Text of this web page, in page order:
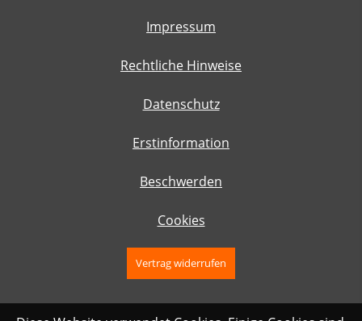
Impressum
Rechtliche Hinweise
Datenschutz
Erstinformation
Beschwerden
Cookies
Vertrag widerrufen